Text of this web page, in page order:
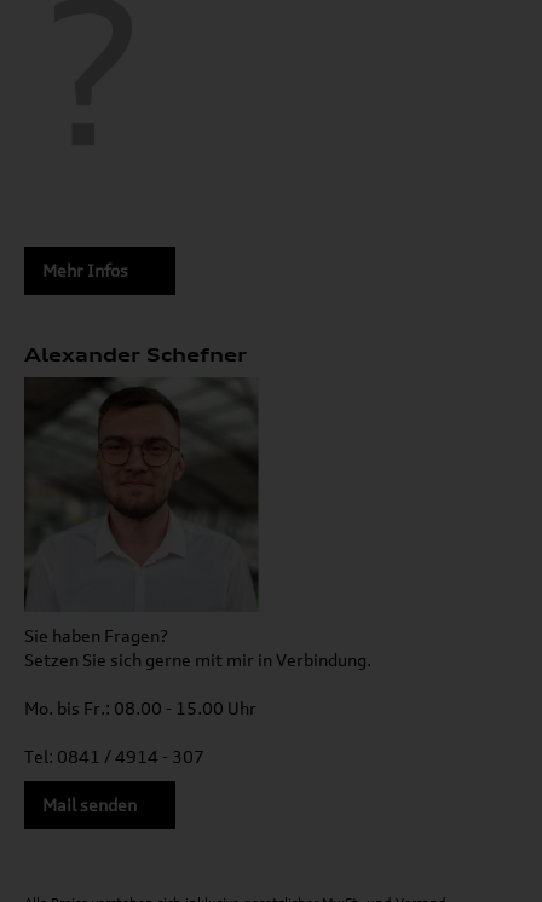
Mehr Infos
Alexander Schefner
Sie haben Fragen?
Setzen Sie sich gerne mit mir in Verbindung.
Mo. bis Fr.: 08.00 - 15.00 Uhr
Tel: 0841 / 4914 - 307
Mail senden